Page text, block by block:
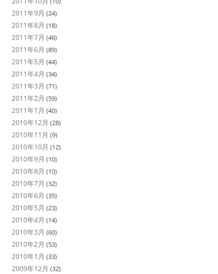
2011年9月 (24)
2011年8月 (18)
2011年7月 (46)
2011年6月 (89)
2011年5月 (44)
2011年4月 (34)
2011年3月 (71)
2011年2月 (59)
2011年1月 (40)
2010年12月 (28)
2010年11月 (9)
2010年10月 (12)
2010年9月 (10)
2010年8月 (10)
2010年7月 (32)
2010年6月 (35)
2010年5月 (23)
2010年4月 (14)
2010年3月 (60)
2010年2月 (53)
2010年1月 (33)
2009年12月 (32)